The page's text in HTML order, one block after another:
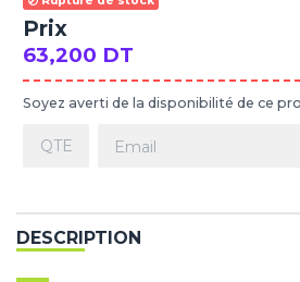
Prix
63,200 DT
Soyez averti de la disponibilité de ce
DESCRIPTION